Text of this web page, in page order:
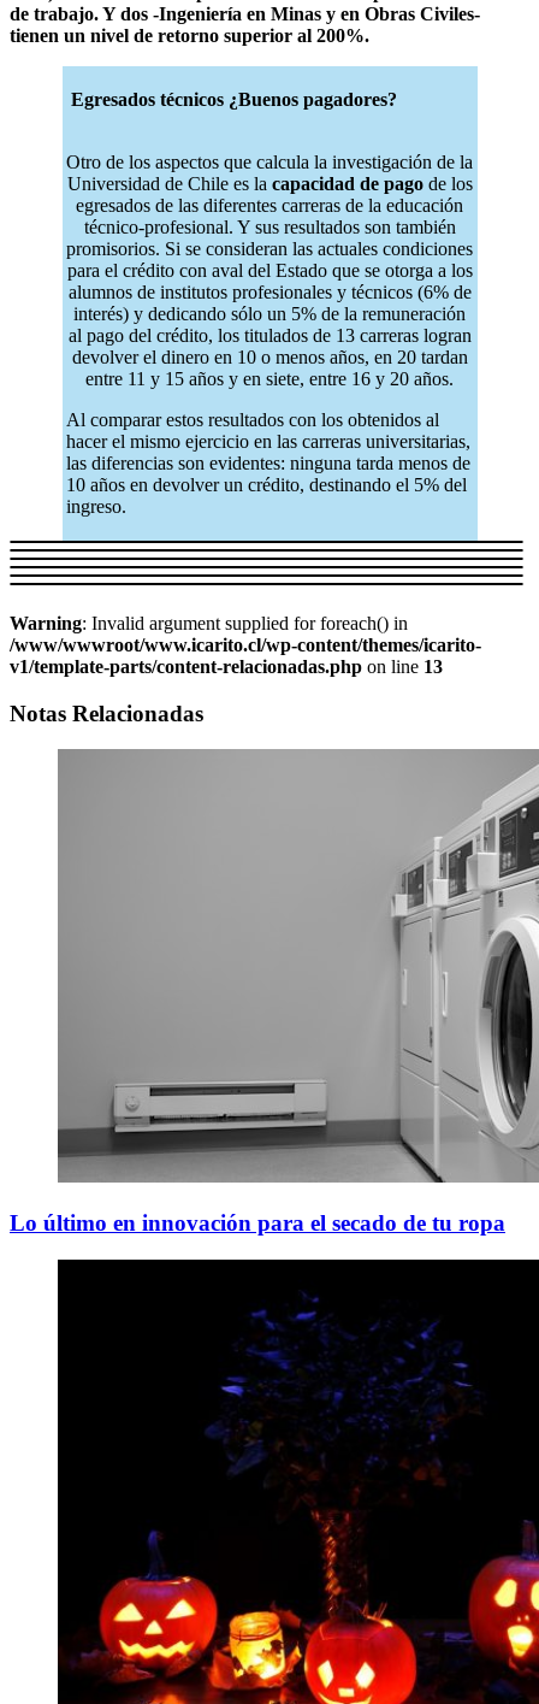
de trabajo. Y dos -Ingeniería en Minas y en Obras Civiles-
tienen un nivel de retorno superior al 200%.
Egresados técnicos ¿Buenos pagadores?
Otro de los aspectos que calcula la investigación de la
Universidad de Chile es la capacidad de pagode los
egresados de las diferentes carreras de la educación
técnico-profesional. Y sus resultados son también
promisorios. Si se consideran las actuales condiciones
para el crédito con aval del Estado que se otorga a los
alumnos de institutos profesionales y técnicos (6% de
interés) y dedicando sólo un 5% de la remuneración
al pago del crédito, los titulados de 13 carreras logran
devolver el dinero en 10 o menos años, en 20 tardan
entre 11 y 15 años y en siete, entre 16 y 20 años.
Al comparar estos resultados con los obtenidos al
hacer el mismo ejercicio en las carreras universitarias,
las diferencias son evidentes: ninguna tarda menos de
10 años en devolver un crédito, destinando el 5% del
ingreso.
Warning: Invalid argument supplied for foreach() in
/www/wwwroot/www.icarito.cl/wp-content/themes/icarito-
v1/template-parts/content-relacionadas.php on line 13
Notas Relacionadas
Lo último en innovación para el secado de tu ropa